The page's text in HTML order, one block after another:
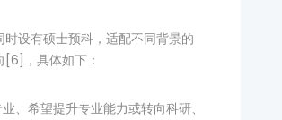
设有硕士预科，适配不同背景的
[6]，具体如下：
、希望提升专业能力或转向科研、